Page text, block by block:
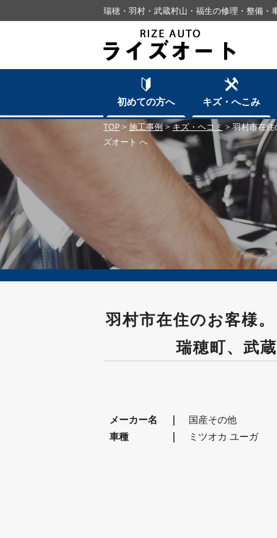
瑞穂・羽村・武蔵村山・福生の修理・整備・
初めての方へ キズ・へこみ
TOP > 施工事例>キズ・ヘコミ>羽村市在
ズオート へ
羽村市在住のお客様
瑞穂町、武
メーカー名
国産その他
車種
ミツオカ ユーガ